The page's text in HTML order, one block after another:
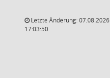
Letzte Änderung: 07.08.2026
17:03:50